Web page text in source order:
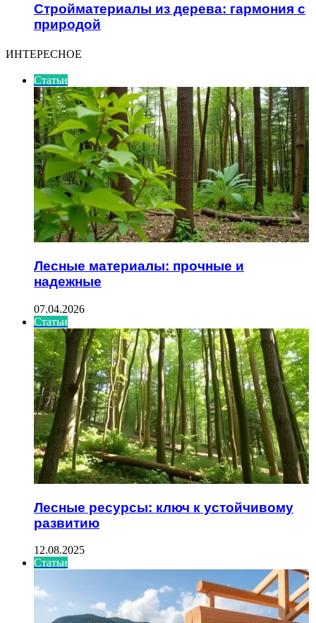
Стройматериалы из дерева: гармония с
природой
ИНТЕРЕСНОЕ
Статьи
Лесные материалы: прочные и
надежные
07.04.2026
Статьи
Лесные ресурсы: ключ к устойчивому
развитию
12.08.2025
Статьи